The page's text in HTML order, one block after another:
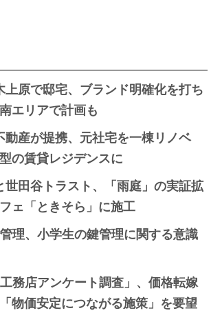
原で邸宅、ブランド明確化を打ち
エリアで計画も
動産が提携、元社宅を一棟リノベ
の賃貸レジデンスに
世田谷トラスト、「雨庭」の実証拡
ェ「ときそら」に施工
理、小学生の鍵管理に関する意識
務店アンケート調査」、価格転嫁
物価安定につながる施策」を要望